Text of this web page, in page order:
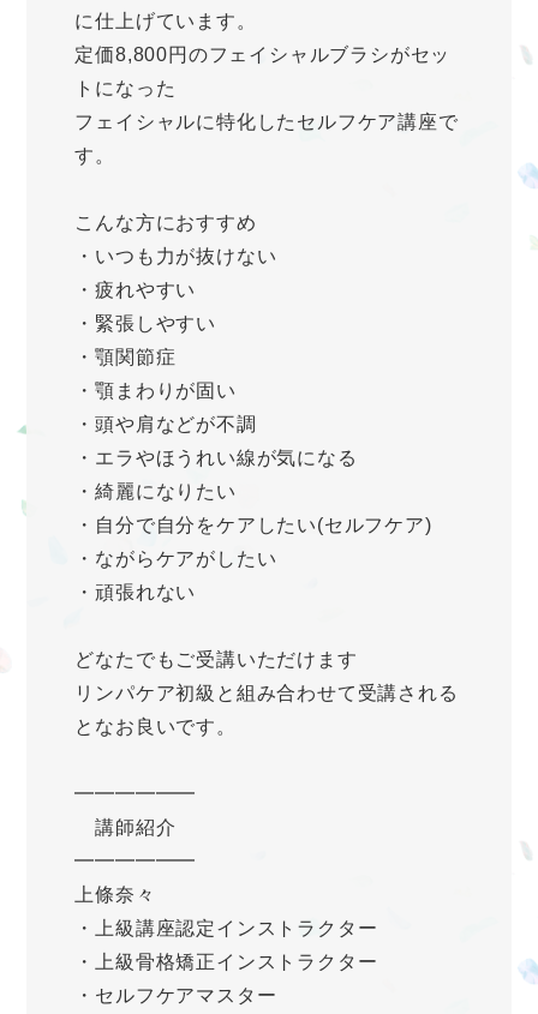
に仕上げています。
定価8,800円のフェイシャルブラシがセッ
トになった
フェイシャルに特化したセルフケア講座で
す。
こんな方におすすめ
・いつも力が抜けない
・疲れやすい
・緊張しやすい
・顎関節症
・顎まわりが固い
・頭や肩などが不調
・エラやほうれい線が気になる
・綺麗になりたい
・自分で自分をケアしたい(セルフケア)
・ながらケアがしたい
・頑張れない
どなたでもご受講いただけます
リンパケア初級と組み合わせて受講される
となお良いです。
━━━━━━
講師紹介
━━━━━━
上條奈々
・上級講座認定インストラクター
・上級骨格矯正インストラクター
・セルフケアマスター